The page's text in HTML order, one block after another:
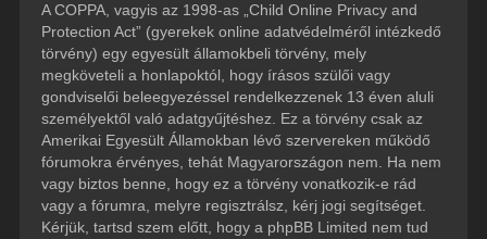
A COPPA, vagyis az 1998-as „Child Online Privacy and
Protection Act” (gyerekek online adatvédelméről intézkedő
törvény) egy egyesült államokbeli törvény, mely
megköveteli a honlapoktól, hogy írásos szülői vagy
gondviselői beleegyezéssel rendelkezzenek 13 éven aluli
személyektől való adatgyűjtéshez. Ez a törvény csak az
Amerikai Egyesült Államokban lévő szervereken működő
fórumokra érvényes, tehát Magyarországon nem. Ha nem
vagy biztos benne, hogy ez a törvény vonatkozik-e rád
vagy a fórumra, melyre regisztrálsz, kérj jogi segítséget.
Kérjük, tartsd szem előtt, hogy a phpBB Limited nem tud